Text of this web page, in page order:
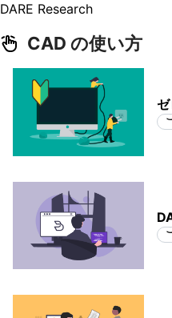
DARE Research
CAD の使い方